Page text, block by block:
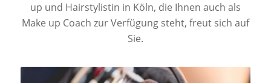
up und Hairstylistin in Köln, die Ihnen auch als
Make up Coach zur Verfügung steht, freut sich auf
Sie.